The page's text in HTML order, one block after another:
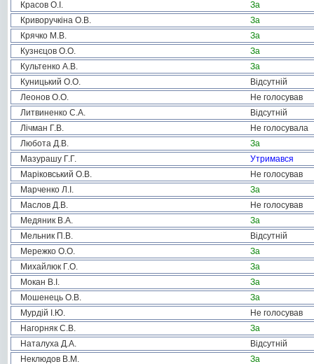
Красов О.І.
За
Криворучкіна О.В.
За
Крячко М.В.
За
Кузнєцов О.О.
За
Культенко А.В.
За
Куницький О.О.
Відсутній
Леонов О.О.
Не голосував
Литвиненко С.А.
Відсутній
Лічман Г.В.
Не голосувала
Любота Д.В.
За
Мазурашу Г.Г.
Утримався
Маріковський О.В.
Не голосував
Марченко Л.І.
За
Маслов Д.В.
Не голосував
Медяник В.А.
За
Мельник П.В.
Відсутній
Мережко О.О.
За
Михайлюк Г.О.
За
Мокан В.І.
За
Мошенець О.В.
За
Мурдій І.Ю.
Не голосував
Нагорняк С.В.
За
Наталуха Д.А.
Відсутній
Неклюдов В.М.
За